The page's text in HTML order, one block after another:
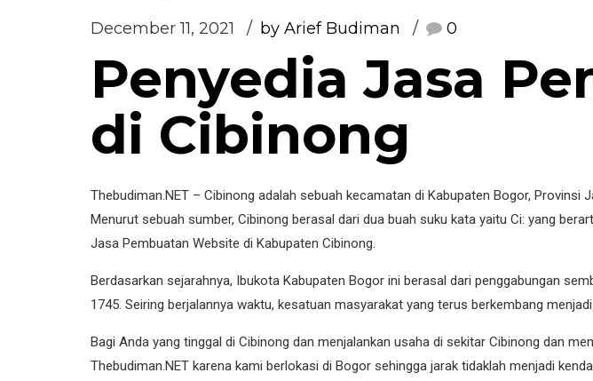
December 11, 2021 by Arief Budiman 0
Penyedia Jasa
di Cibinong
Thebudiman.NET – Cibinong adalah sebuah kecamatan di Kabupaten Bogor, Provinsi
Menurut sebuah sumber, Cibinong berasal dari dua buah suku kata yaitu Ci: yang
Jasa Pembuatan Website di Kabupaten Cibinong.
Berdasarkan sejarahnya, Ibukota Kabupaten Bogor ini berasal dari penggabungan
1745. Seiring berjalannya waktu, kesatuan masyarakat yang terus berkembang
Bagi Anda yang tinggal di Cibinong dan menjalankan usaha di sekitar Cibinong dan
Thebudiman.NET karena kami berlokasi di Bogor sehingga jarak tidaklah menjadi